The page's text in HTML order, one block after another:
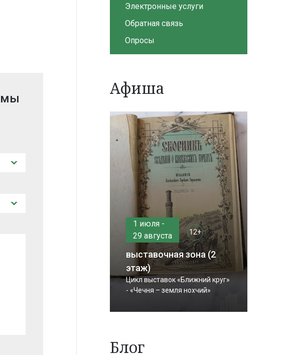
мы
Электронные услуги
Обратная связь
Опросы
Афиша
1 июля -
29 августа
12+
выставочная зона (2
этаж)
Цикл выставок «Ближний круг»
- «Чечня – земля нохчий»
Блог